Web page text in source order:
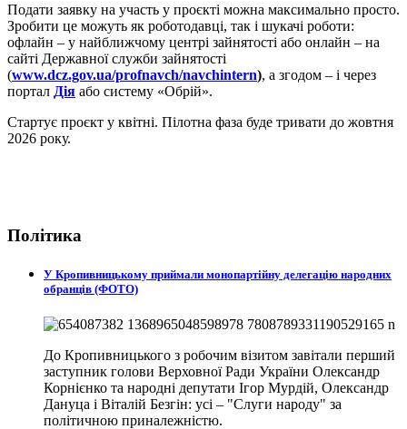
Подати заявку на участь у проєкті можна максимально просто.
Зробити це можуть як роботодавці, так і шукачі роботи:
офлайн – у найближчому центрі зайнятості або онлайн – на
сайті Державної служби зайнятості
(www.dcz.gov.ua/profnavch/navchintern), а згодом – і через
портал Дія або систему «Обрій».
Стартує проєкт у квітні. Пілотна фаза буде тривати до жовтня
2026 року.
Політика
У Кропивницькому приймали монопартійну делегацію народних
обранців (ФОТО)
До Кропивницького з робочим візитом завітали перший
заступник голови Верховної Ради України Олександр
Корнієнко та народні депутати Ігор Мурдій, Олександр
Дануца і Віталій Безгін: усі – "Слуги народу" за
політичною приналежністю.